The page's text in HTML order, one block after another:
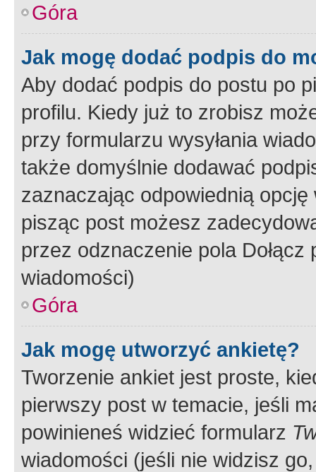
Góra
Jak mogę dodać podpis do
Aby dodać podpis do postu po
profilu. Kiedy już to zrobisz
przy formularzu wysyłania
także domyślnie dodawać
zaznaczając odpowiednią
pisząc post możesz
przez odznaczenie pola
wiadomości)
Góra
Jak mogę utworzyć ankietę?
Tworzenie ankiet jest proste,
pierwszy post w temacie, jeśli
powinieneś widzieć formularz
wiadomości (jeśli nie widzisz